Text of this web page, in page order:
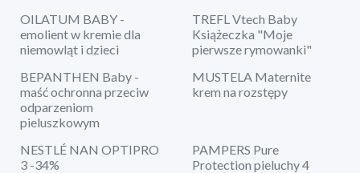
OILATUM BABY -
emolient w kremie dla
niemowląt i dzieci
TREFL Vtech Baby
Książeczka "Moje
pierwsze rymowanki"
BEPANTHEN Baby -
maść ochronna przeciw
odparzeniom
pieluszkowym
MUSTELA Maternite
krem na rozstępy
NESTLÉ NAN OPTIPRO
3 -34%
PAMPERS Pure
Protection pieluchy 4